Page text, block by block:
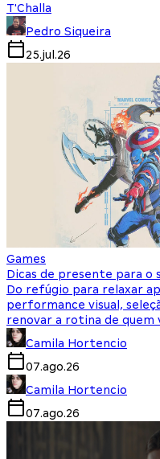
T'Challa
Pedro Siqueira
25.jul.26
Games
Dicas de presente para o
Do refúgio para relaxar
performance visual,
renovar a rotina de quem
Camila Hortencio
07.ago.26
Camila Hortencio
07.ago.26